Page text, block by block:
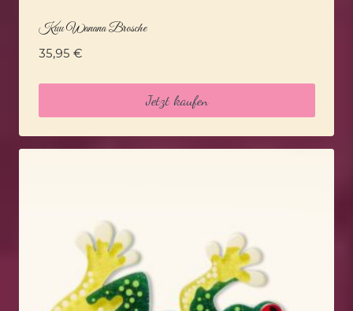
Kuu Wanana Brosche
35,95 €
Jetzt kaufen